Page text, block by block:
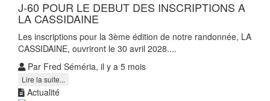
J-60 POUR LE DEBUT DES INSCRIPTIONS A
LA CASSIDAINE
Les inscriptions pour la 3ème édition de notre randonnée, LA
CASSIDAINE, ouvriront le 30 avril 2028....
Par Fred Séméria, il y a 5 mois
Lire la suite...
Actualité